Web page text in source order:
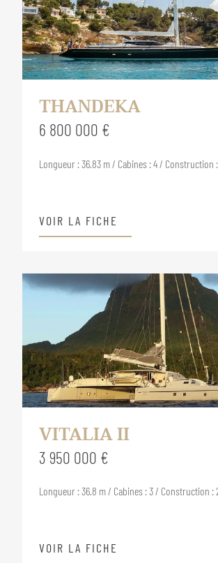
THANDEKA
6 800 000 €
Longueur : 36.83 m / Cabines : 4 / Construction :
VOIR LA FICHE
VITALIA II
3 950 000 €
Longueur : 36.8 m / Cabines : 3 / Construction :
VOIR LA FICHE